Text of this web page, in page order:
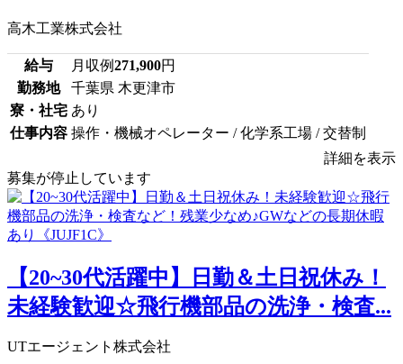
高木工業株式会社
給与 月収例271,900円
勤務地
千葉県 木更津市
寮・社宅 あり
仕事内容 操作・機械オペレーター / 化学系工場 / 交替制
詳細を表示
募集が停止しています
【20~30代活躍中】日勤＆土日祝休み！
未経験歓迎☆飛行機部品の洗浄・検査...
UTエージェント株式会社